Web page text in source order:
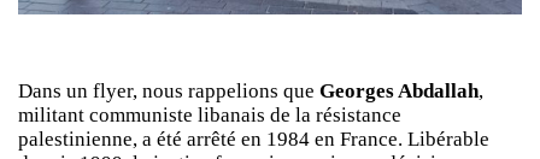
Dans un flyer, nous rappelions que Georges Abdallah,
militant communiste libanais de la résistance
palestinienne, a été arrêté en 1984 en France. Libérable